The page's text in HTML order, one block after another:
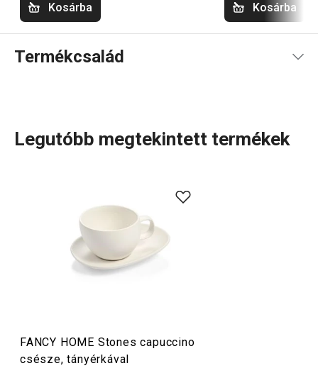
Kosárba Kosárba
Termékcsalád
formáltuk kézzelfoghatóvá a FANCY HOME Stones
termékcsalád darabjaiban. A kollekció kerámiából készült
lakásdekorációsés tálaláshozszánt kiegészítőket
tartalmaz, melyek finom formavilágát a lávakövek ihlették.
A termékeket minimalista, lekerekített vonalak jellemzik.
Legutóbb megtekintett termékek
FANCY HOME Stones capuccino
csésze, tányérkával